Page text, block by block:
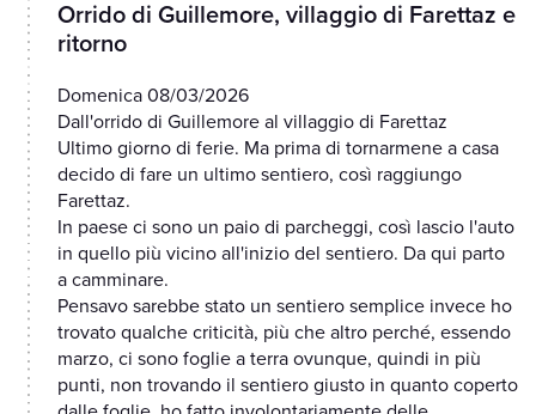
Orrido di Guillemore, villaggio di Farettaz e
ritorno
Domenica 08/03/2026
Dall'orrido di Guillemore al villaggio di Farettaz
Ultimo giorno di ferie. Ma prima di tornarmene a casa
decido di fare un ultimo sentiero, così raggiungo
Farettaz.
In paese ci sono un paio di parcheggi, così lascio l'auto
in quello più vicino all'inizio del sentiero. Da qui parto
a camminare.
Pensavo sarebbe stato un sentiero semplice invece ho
trovato qualche criticità, più che altro perché, essendo
marzo, ci sono foglie a terra ovunque, quindi in più
punti, non trovando il sentiero giusto in quanto coperto